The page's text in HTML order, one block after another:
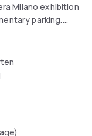
Milano exhibition
parking.
nearby.